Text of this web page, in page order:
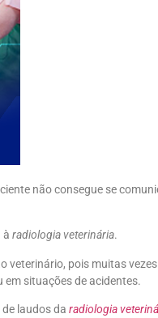
não consegue se
à radiologia veterinária.
veterinário, pois muitas
situações de acidentes.
laudos da radiologia